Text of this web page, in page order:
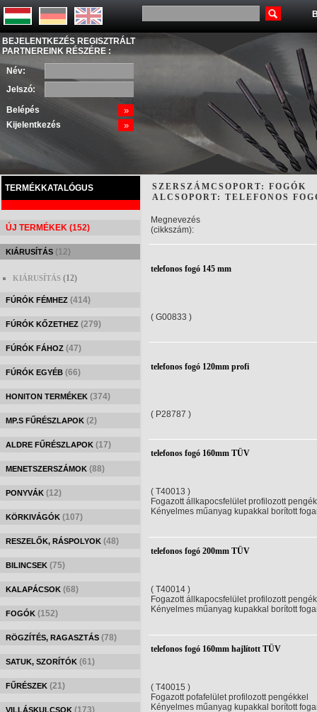
BEJELENTKEZÉS REGISZTRÁLT
PARTNEREINK RÉSZÉRE :
Név:
Jelszó:
Belépés »
Kijelentkezés »
TERMÉKKATALÓGUS
ÚJ TERMÉKEK (152)
KIÁRUSÍTÁS (12)
KIÁRUSÍTÁS (12)
FÚRÓK FÉMHEZ (414)
FÚRÓK KŐZETHEZ (279)
FÚRÓK FÁHOZ (47)
FÚRÓK EGYÉB (66)
HONITON TERMÉKEK (374)
MP.S FŰRÉSZLAPOK (2)
ALDRE FŰRÉSZLAPOK (17)
MENETSZERSZÁMOK (88)
PONYVÁK (12)
KÖRKIVÁGÓK (107)
RESZELŐK, RÁSPOLYOK (48)
BILINCSEK (75)
KALAPÁCSOK (68)
FOGÓK (152)
RÖGZÍTÉS, RAGASZTÁS (78)
SATUK, SZORÍTÓK (61)
FŰRÉSZEK (21)
VILLÁSKULCSOK (173)
SZERSZÁMCSOPORT: FOGÓK
ALCSOPORT: TELEFONOS
Megnevezés
(cikkszám):
telefonos fogó 145 mm
( G00833 )
telefonos fogó 120mm profi
( P28787 )
telefonos fogó 160mm TÜV
( T40013 )
Fogazott állkapocsfelület profilozott
Kényelmes műanyag kupakkal borított
telefonos fogó 200mm TÜV
( T40014 )
Fogazott állkapocsfelület profilozott
Kényelmes műanyag kupakkal borított
telefonos fogó 160mm hajlított TÜV
( T40015 )
Fogazott pofafelület profilozott pengékkel
Kényelmes műanyag kupakkal borított